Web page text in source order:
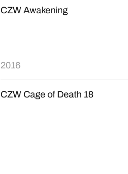
CZW Awakening
2016
CZW Cage of Death 18